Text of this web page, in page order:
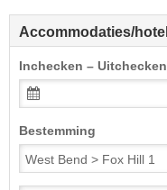
Accommodaties/
Inchecken – Uitchecken
Bestemming